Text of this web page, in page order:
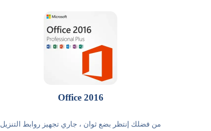
Office 2016
من فضلك إنتظر بضع ثوان ، جاري تجهيز روابط التنزيل